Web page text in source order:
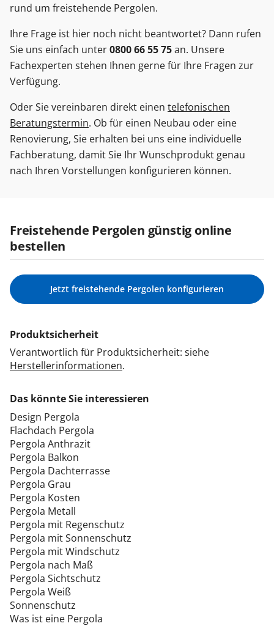
rund um freistehende Pergolen.
Ihre Frage ist hier noch nicht beantwortet? Dann rufen
Sie uns einfach unter0800 66 55 75an. Unsere
Fachexperten stehen Ihnen gerne für Ihre Fragen zur
Verfügung.
Oder Sie vereinbaren direkt einen telefonischen
Beratungstermin. Ob für einen Neubau oder eine
Renovierung, Sie erhalten bei uns eine individuelle
Fachberatung, damit Sie Ihr Wunschprodukt genau
nach Ihren Vorstellungen konfigurieren können.
Freistehende Pergolen günstig online
bestellen
Jetzt freistehende Pergolen konfigurieren
Produktsicherheit
Verantwortlich für Produktsicherheit: siehe
Herstellerinformationen.
Das könnte Sie interessieren
Design Pergola
Flachdach Pergola
Pergola Anthrazit
Pergola Balkon
Pergola Dachterrasse
Pergola Grau
Pergola Kosten
Pergola Metall
Pergola mit Regenschutz
Pergola mit Sonnenschutz
Pergola mit Windschutz
Pergola nach Maß
Pergola Sichtschutz
Pergola Weiß
Sonnenschutz
Was ist eine Pergola